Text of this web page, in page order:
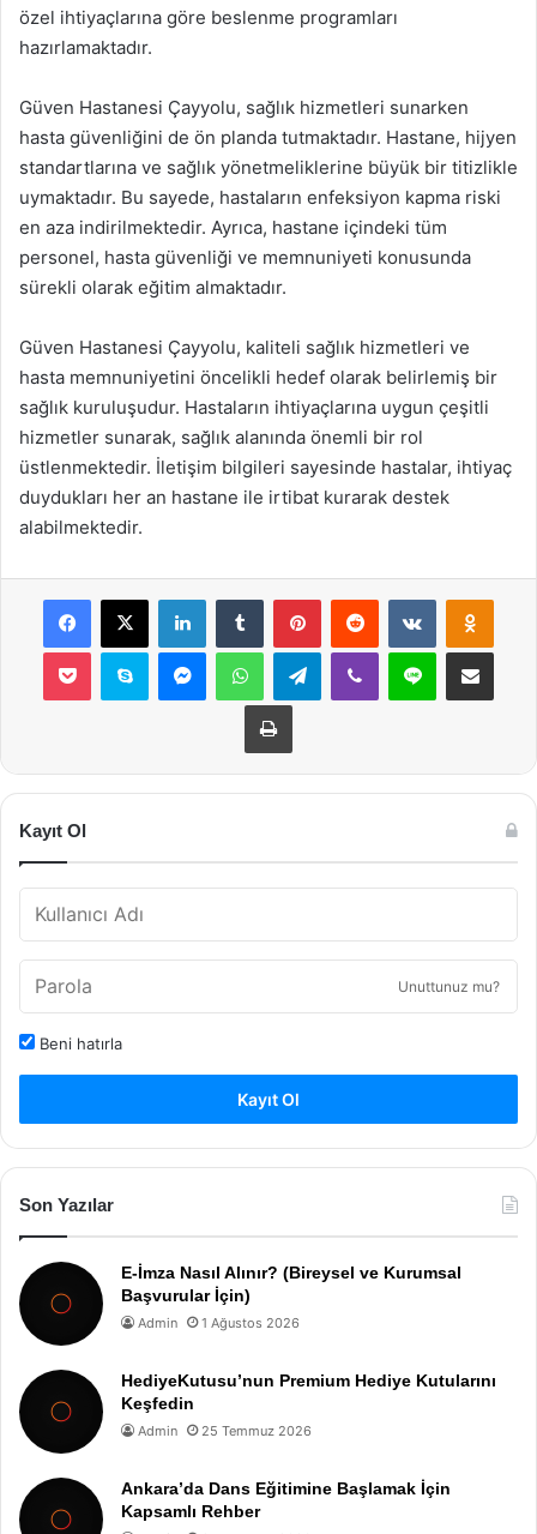
özel ihtiyaçlarına göre beslenme programları
hazırlamaktadır.
Güven Hastanesi Çayyolu, sağlık hizmetleri sunarken
hasta güvenliğini de ön planda tutmaktadır. Hastane, hijyen
standartlarına ve sağlık yönetmeliklerine büyük bir titizlikle
uymaktadır. Bu sayede, hastaların enfeksiyon kapma riski
en aza indirilmektedir. Ayrıca, hastane içindeki tüm
personel, hasta güvenliği ve memnuniyeti konusunda
sürekli olarak eğitim almaktadır.
Güven Hastanesi Çayyolu, kaliteli sağlık hizmetleri ve
hasta memnuniyetini öncelikli hedef olarak belirlemiş bir
sağlık kuruluşudur. Hastaların ihtiyaçlarına uygun çeşitli
hizmetler sunarak, sağlık alanında önemli bir rol
üstlenmektedir. İletişim bilgileri sayesinde hastalar, ihtiyaç
duydukları her an hastane ile irtibat kurarak destek
alabilmektedir.
Facebook
X LinkedInTumblr PinterestReddit VKontakte
Pocket Skype MessengerWhatsAppTelegramViber Line E-Posta ile
Yazdır
Kayıt Ol
Unuttunuz mu?
Beni hatırla
Kayıt Ol
Son Yazılar
E-İmza Nasıl Alınır? (Bireysel ve Kurumsal
Başvurular İçin)
Admin 1 Ağustos 2026
HediyeKutusu’nun Premium Hediye Kutularını
Keşfedin
Admin 25 Temmuz 2026
Ankara’da Dans Eğitimine Başlamak İçin
Kapsamlı Rehber